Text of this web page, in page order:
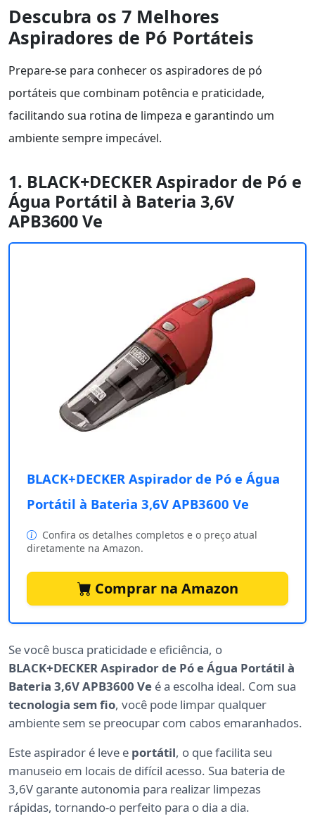
Descubra os 7 Melhores
Aspiradores de Pó Portáteis
Prepare-se para conhecer os aspiradores de pó
portáteis que combinam potência e praticidade,
facilitando sua rotina de limpeza e garantindo um
ambiente sempre impecável.
1. BLACK+DECKER Aspirador de Pó e
Água Portátil à Bateria 3,6V
APB3600 Ve
BLACK+DECKER Aspirador de Pó e Água
Portátil à Bateria 3,6V APB3600 Ve
Confira os detalhes completos e o preço atual
diretamente na Amazon.
Comprar na Amazon
Se você busca praticidade e eficiência, o
BLACK+DECKER Aspirador de Pó e Água Portátil à
Bateria 3,6V APB3600 Ve é a escolha ideal. Com sua
tecnologia sem fio, você pode limpar qualquer
ambiente sem se preocupar com cabos emaranhados.
Este aspirador é leve e portátil, o que facilita seu
manuseio em locais de difícil acesso. Sua bateria de
3,6V garante autonomia para realizar limpezas
rápidas, tornando-o perfeito para o dia a dia.